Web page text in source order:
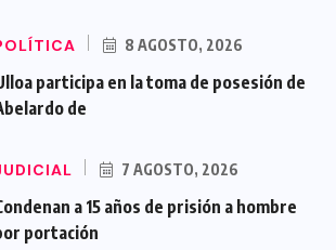
8 AGOSTO, 2026
participa en la toma de posesión de
de
7 AGOSTO, 2026
a 15 años de prisión a hombre
portación